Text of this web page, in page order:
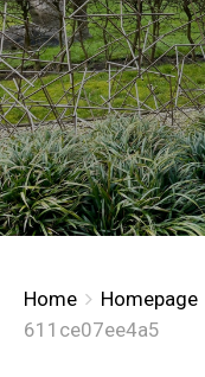
Home Homepage
611ce07ee4a5